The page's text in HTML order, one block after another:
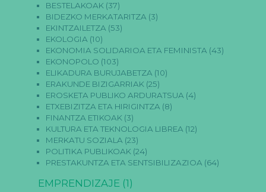
BESTELAKOAK (37)
BIDEZKO MERKATARITZA (3)
EKINTZAILETZA (53)
EKOLOGIA (10)
EKONOMIA SOLIDARIOA ETA FEMINISTA (43)
EKONOPOLO (103)
ELIKADURA BURUJABETZA (10)
ERAKUNDE BIZIGARRIAK (25)
EROSKETA PUBLIKO ARDURATSUA (4)
ETXEBIZITZA ETA HIRIGINTZA (8)
FINANTZA ETIKOAK (3)
KULTURA ETA TEKNOLOGIA LIBREA (12)
MERKATU SOZIALA (23)
POLITIKA PUBLIKOAK (24)
PRESTAKUNTZA ETA SENTSIBILIZAZIOA (64)
EMPRENDIZAJE(1)